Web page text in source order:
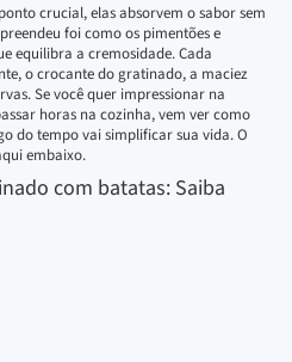
crucial, elas absorvem o sabor sem
foi como os pimentões e
equilibra a cremosidade. Cada
o crocante do gratinado, a maciez
Se você quer impressionar na
horas na cozinha, vem ver como
do tempo vai simplificar sua vida. O
embaixo.
com batatas: Saiba